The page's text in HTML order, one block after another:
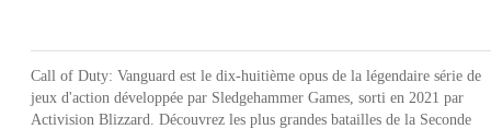
Call of Duty: Vanguard est le dix-huitième opus de la légendaire série de
jeux d'action développée par Sledgehammer Games, sorti en 2021 par
Activision Blizzard. Découvrez les plus grandes batailles de la Seconde